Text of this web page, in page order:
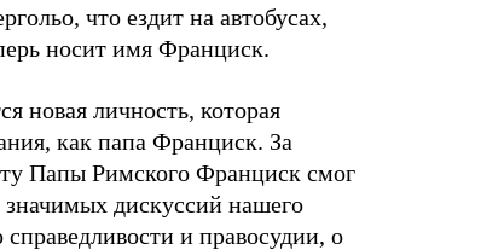
что ездит на автобусах,
носит имя Франциск.
новая личность, которая
как папа Франциск. За
Папы Римского Франциск смог
дискуссий нашего
и правосудии, о